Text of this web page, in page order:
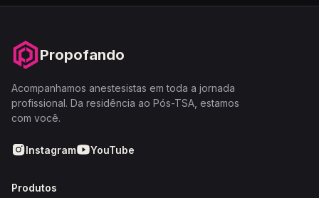
Propofando
Acompanhamos anestesistas em toda a jornada
profissional. Da residência ao Pós-TSA, estamos
com você.
Instagram YouTube
Produtos